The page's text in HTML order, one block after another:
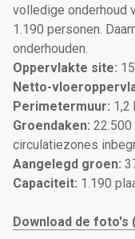
volledige onderhoud
1.190 personen.
onderhouden.
Oppervlakte site:
Netto-
Perimetermuur: 1,2
Groendaken: 22.500
circulatiezones
Aangelegd groen:
Capaciteit: 1.190
Download de